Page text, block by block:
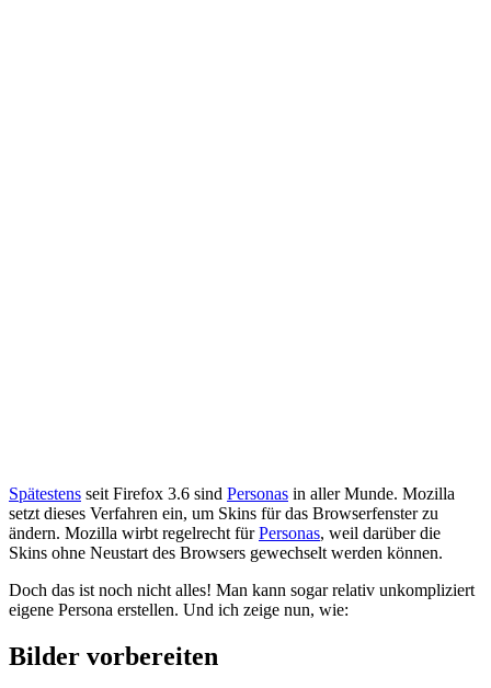
Spätestens seit Firefox 3.6 sind Personas in aller Munde. Mozilla
setzt dieses Verfahren ein, um Skins für das Browserfenster zu
ändern. Mozilla wirbt regelrecht fürPersonas, weil darüber die
Skins ohne Neustart des Browsers gewechselt werden können.
Doch das ist noch nicht alles! Man kann sogar relativ unkompliziert
eigene Persona erstellen. Und ich zeige nun, wie:
Bilder vorbereiten